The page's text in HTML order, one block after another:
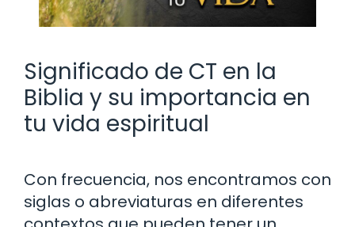
Significado de CT en la
Biblia y su importancia en
tu vida espiritual
Con frecuencia, nos encontramos con
siglas o abreviaturas en diferentes